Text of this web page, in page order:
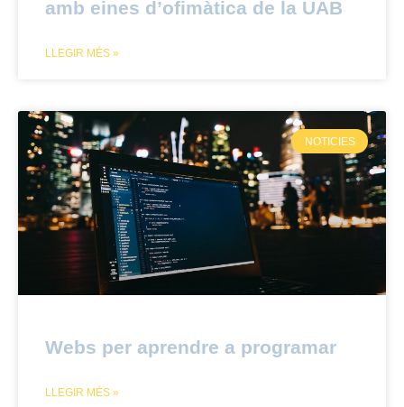
amb eines d’ofimàtica de la UAB
LLEGIR MÉS »
NOTICIES
Webs per aprendre a programar
LLEGIR MÉS »